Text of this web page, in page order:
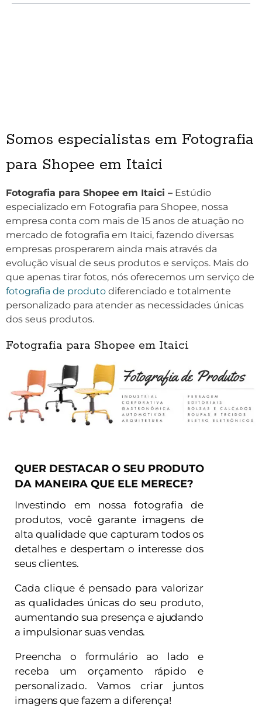
Somos especialistas em Fotografia
para Shopee em Itaici
Fotografia para Shopee em Itaici – Estúdio
especializado em Fotografia para Shopee, nossa
empresa conta com mais de 15 anos de atuação no
mercado de fotografia em Itaici, fazendo diversas
empresas prosperarem ainda mais através da
evolução visual de seus produtos e serviços. Mais do
que apenas tirar fotos, nós oferecemos um serviço de
fotografia de produto diferenciado e totalmente
personalizado para atender as necessidades únicas
dos seus produtos.
Fotografia para Shopee em Itaici
QUER DESTACAR O SEU PRODUTO
DA MANEIRA QUE ELE MERECE?
Investindo em nossa fotografia de
produtos, você garante imagens de
alta qualidade que capturam todos os
detalhes e despertam o interesse dos
seus clientes.
Cada clique é pensado para valorizar
as qualidades únicas do seu produto,
aumentando sua presença e ajudando
a impulsionar suas vendas.
Preencha o formulário ao lado e
receba um orçamento rápido e
personalizado. Vamos criar juntos
imagens que fazem a diferença!